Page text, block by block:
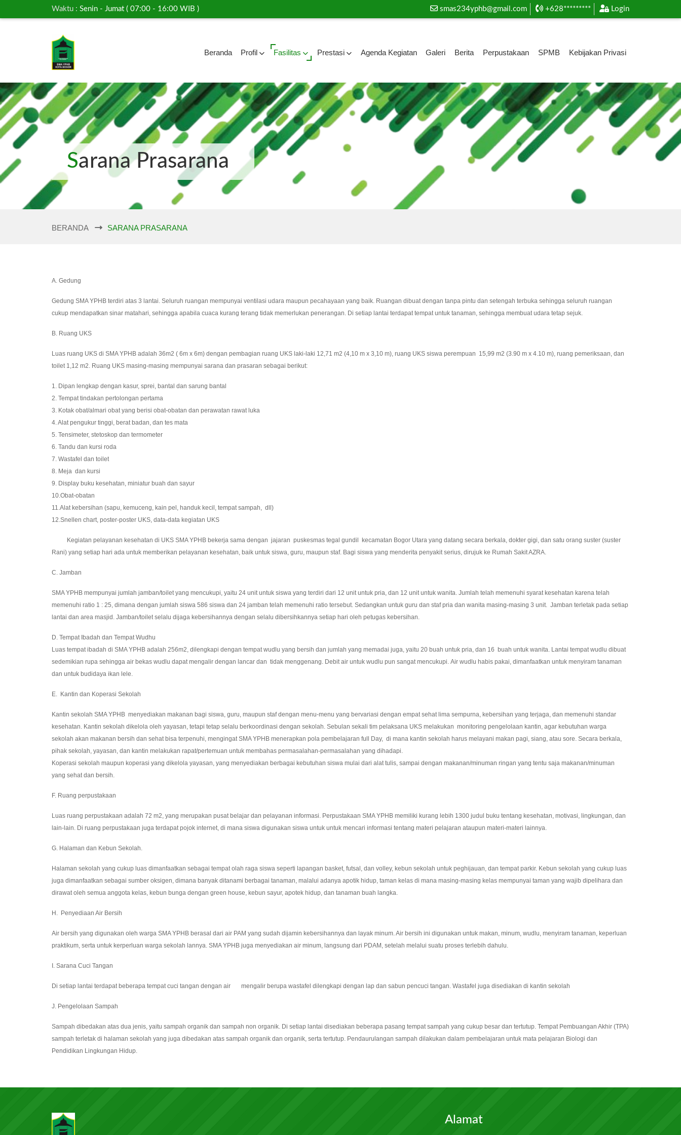
Waktu : Senin - Jumat ( 07:00 - 16:00 WIB ) smas234yphb@gmail.com +628********* Login
Beranda Profil Fasilitas Prestasi Agenda Kegiatan Galeri Berita Perpustakaan SPMB Kebijakan Privasi
Sarana Prasarana
BERANDA SARANA PRASARANA
A. Gedung
Gedung SMA YPHB terdiri atas 3 lantai. Seluruh ruangan mempunyai ventilasi udara maupun pecahayaan yang baik. Ruangan dibuat dengan tanpa pintu dan setengah terbuka sehingga seluruh ruangan
cukup mendapatkan sinar matahari, sehingga apabila cuaca kurang terang tidak memerlukan penerangan. Di setiap lantai terdapat tempat untuk tanaman, sehingga membuat udara tetap sejuk.
B. Ruang UKS
Luas ruang UKS di SMA YPHB adalah 36m2 ( 6m x 6m) dengan pembagian ruang UKS laki-laki 12,71 m2 (4,10 m x 3,10 m), ruang UKS siswa perempuan 15,99 m2 (3.90 m x 4.10 m), ruang pemeriksaan, dan
toilet 1,12 m2. Ruang UKS masing-masing mempunyai sarana dan prasaran sebagai berikut:
1. Dipan lengkap dengan kasur, sprei, bantal dan sarung bantal
2. Tempat tindakan pertolongan pertama
3. Kotak obat/almari obat yang berisi obat-obatan dan perawatan rawat luka
4. Alat pengukur tinggi, berat badan, dan tes mata
5. Tensimeter, stetoskop dan termometer
6. Tandu dan kursi roda
7. Wastafel dan toilet
8. Meja dan kursi
9. Display buku kesehatan, miniatur buah dan sayur
10.Obat-obatan
11.Alat kebersihan (sapu, kemuceng, kain pel, handuk kecil, tempat sampah, dll)
12.Snellen chart, poster-poster UKS, data-data kegiatan UKS
Kegiatan pelayanan kesehatan di UKS SMA YPHB bekerja sama dengan jajaran puskesmas tegal gundil kecamatan Bogor Utara yang datang secara berkala, dokter gigi, dan satu orang suster (suster
Rani) yang setiap hari ada untuk memberikan pelayanan kesehatan, baik untuk siswa, guru, maupun staf. Bagi siswa yang menderita penyakit serius, dirujuk ke Rumah Sakit AZRA.
C. Jamban
SMA YPHB mempunyai jumlah jamban/toilet yang mencukupi, yaitu 24 unit untuk siswa yang terdiri dari 12 unit untuk pria, dan 12 unit untuk wanita. Jumlah telah memenuhi syarat kesehatan karena telah
memenuhi ratio 1 : 25, dimana dengan jumlah siswa 586 siswa dan 24 jamban telah memenuhi ratio tersebut. Sedangkan untuk guru dan staf pria dan wanita masing-masing 3 unit. Jamban terletak pada setiap
lantai dan area masjid. Jamban/toilet selalu dijaga kebersihannya dengan selalu dibersihkannya setiap hari oleh petugas kebersihan.
D. Tempat Ibadah dan Tempat Wudhu
Luas tempat ibadah di SMA YPHB adalah 256m2, dilengkapi dengan tempat wudlu yang bersih dan jumlah yang memadai juga, yaitu 20 buah untuk pria, dan 16 buah untuk wanita. Lantai tempat wudlu dibuat
sedemikian rupa sehingga air bekas wudlu dapat mengalir dengan lancar dan tidak menggenang. Debit air untuk wudlu pun sangat mencukupi. Air wudlu habis pakai, dimanfaatkan untuk menyiram tanaman
dan untuk budidaya ikan lele.
E. Kantin dan Koperasi Sekolah
Kantin sekolah SMA YPHB menyediakan makanan bagi siswa, guru, maupun staf dengan menu-menu yang bervariasi dengan empat sehat lima sempurna, kebersihan yang terjaga, dan memenuhi standar
kesehatan. Kantin sekolah dikelola oleh yayasan, tetapi tetap selalu berkoordinasi dengan sekolah. Sebulan sekali tim pelaksana UKS melakukan monitoring pengelolaan kantin, agar kebutuhan warga
sekolah akan makanan bersih dan sehat bisa terpenuhi, mengingat SMA YPHB menerapkan pola pembelajaran full Day, di mana kantin sekolah harus melayani makan pagi, siang, atau sore. Secara berkala,
pihak sekolah, yayasan, dan kantin melakukan rapat/pertemuan untuk membahas permasalahan-permasalahan yang dihadapi.
Koperasi sekolah maupun koperasi yang dikelola yayasan, yang menyediakan berbagai kebutuhan siswa mulai dari alat tulis, sampai dengan makanan/minuman ringan yang tentu saja makanan/minuman
yang sehat dan bersih.
F. Ruang perpustakaan
Luas ruang perpustakaan adalah 72 m2, yang merupakan pusat belajar dan pelayanan informasi. Perpustakaan SMA YPHB memiliki kurang lebih 1300 judul buku tentang kesehatan, motivasi, lingkungan, dan
lain-lain. Di ruang perpustakaan juga terdapat pojok internet, di mana siswa digunakan siswa untuk untuk mencari informasi tentang materi pelajaran ataupun materi-materi lainnya.
G. Halaman dan Kebun Sekolah.
Halaman sekolah yang cukup luas dimanfaatkan sebagai tempat olah raga siswa seperti lapangan basket, futsal, dan volley, kebun sekolah untuk peghijauan, dan tempat parkir. Kebun sekolah yang cukup luas
juga dimanfaatkan sebagai sumber oksigen, dimana banyak ditanami berbagai tanaman, malalui adanya apotik hidup, taman kelas di mana masing-masing kelas mempunyai taman yang wajib dipelihara dan
dirawat oleh semua anggota kelas, kebun bunga dengan green house, kebun sayur, apotek hidup, dan tanaman buah langka.
H. Penyediaan Air Bersih
Air bersih yang digunakan oleh warga SMA YPHB berasal dari air PAM yang sudah dijamin kebersihannya dan layak minum. Air bersih ini digunakan untuk makan, minum, wudlu, menyiram tanaman, keperluan
praktikum, serta untuk kerperluan warga sekolah lannya. SMA YPHB juga menyediakan air minum, langsung dari PDAM, setelah melalui suatu proses terlebih dahulu.
I. Sarana Cuci Tangan
Di setiap lantai terdapat beberapa tempat cuci tangan dengan air mengalir berupa wastafel dilengkapi dengan lap dan sabun pencuci tangan. Wastafel juga disediakan di kantin sekolah
J. Pengelolaan Sampah
Sampah dibedakan atas dua jenis, yaitu sampah organik dan sampah non organik. Di setiap lantai disediakan beberapa pasang tempat sampah yang cukup besar dan tertutup. Tempat Pembuangan Akhir (TPA)
sampah terletak di halaman sekolah yang juga dibedakan atas sampah organik dan organik, serta tertutup. Pendaurulangan sampah dilakukan dalam pembelajaran untuk mata pelajaran Biologi dan
Pendidikan Lingkungan Hidup.
Alamat